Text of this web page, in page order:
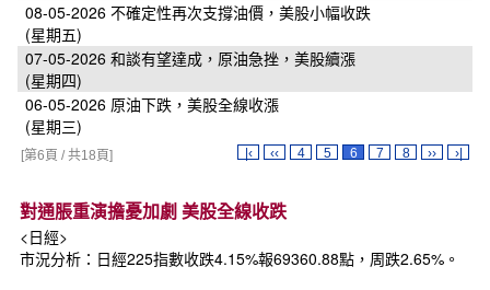
08-05-2026
(星期五)
不確定性再次支撐油價，美股小幅收跌
07-05-2026
(星期四)
和談有望達成，原油急挫，美股續漲
06-05-2026
(星期三)
原油下跌，美股全線收漲
[第6頁 / 共18頁] |‹ ‹‹ 4 5 6 7 8 ›› ›|
對通脹重演擔憂加劇 美股全線收跌
<日經>
市況分析：日經225指數收跌4.15%報69360.88點，周跌2.65%。